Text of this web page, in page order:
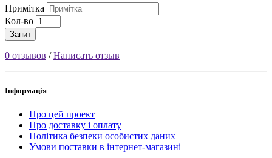
Примітка
Кол-во
Запит
0 отзывов /Написать отзыв
Інформація
Про цей проект
Про доставку і оплату
Політика безпеки особистих даних
Умови поставки в інтернет-магазині